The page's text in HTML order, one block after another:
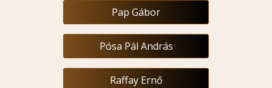
Pap Gábor
Pósa Pál András
Raffay Ernő